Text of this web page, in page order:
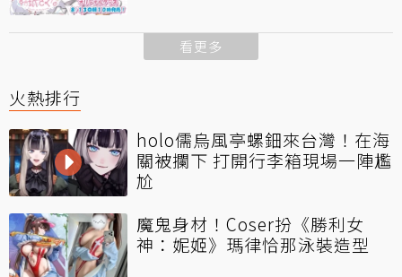
看更多
火熱排行
holo儒烏風亭螺鈿來台灣！在海
關被攔下 打開行李箱現場一陣尷
尬
魔鬼身材！Coser扮《勝利女
神：妮姬》瑪律恰那泳裝造型